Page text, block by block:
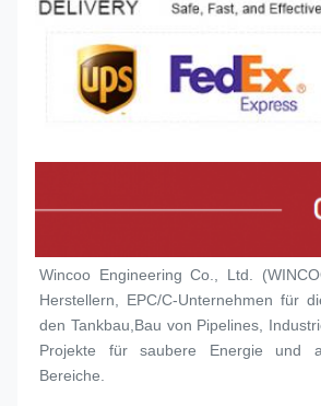
Wincoo Engineering Co., Ltd.
Herstellern, EPC/C-Unternehmen für
den Tankbau,Bau von Pipelines,
Projekte für saubere Energie und
Bereiche.